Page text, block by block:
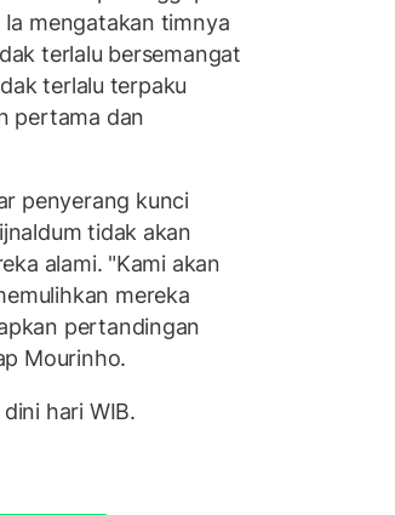
mengatakan timnya
terlalu bersemangat
terlalu terpaku
pertama dan
penyerang kunci
tidak akan
alami. "Kami akan
mereka
pertandingan
Mourinho.
hari WIB.